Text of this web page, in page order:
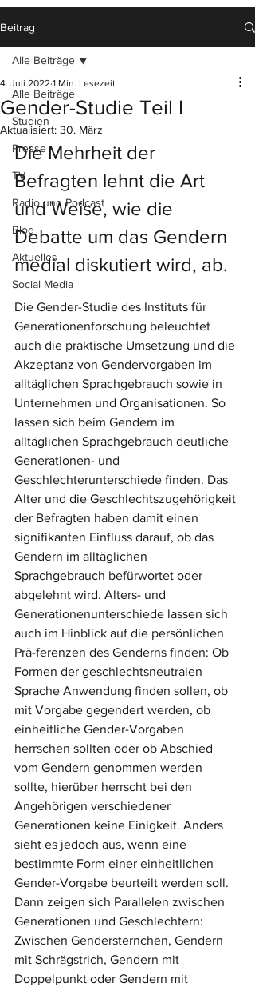
Beitrag
Alle Beiträge
Studien
Presse
TV
Radio und Podcast
Blog
Aktuelles
Social Media
Alle Beiträge
Gender-Studie Teil I
4. Juli 2022 1 Min. Lesezeit
Aktualisiert: 30. März
Die Mehrheit der
Befragten lehnt die Art
und Weise, wie die
Debatte um das Gendern
medial diskutiert wird, ab.
Die Gender-Studie des Instituts für
Generationenforschung beleuchtet
auch die praktische Umsetzung und die
Akzeptanz von Gendervorgaben im
alltäglichen Sprachgebrauch sowie in
Unternehmen und Organisationen. So
lassen sich beim Gendern im
alltäglichen Sprachgebrauch deutliche
Generationen- und
Geschlechterunterschiede finden. Das
Alter und die Geschlechtszugehörigkeit
der Befragten haben damit einen
signifikanten Einfluss darauf, ob das
Gendern im alltäglichen
Sprachgebrauch befürwortet oder
abgelehnt wird. Alters- und
Generationenunterschiede lassen sich
auch im Hinblick auf die persönlichen
Prä-ferenzen des Genderns finden: Ob
Formen der geschlechtsneutralen
Sprache Anwendung finden sollen, ob
mit Vorgabe gegendert werden, ob
einheitliche Gender-Vorgaben
herrschen sollten oder ob Abschied
vom Gendern genommen werden
sollte, hierüber herrscht bei den
Angehörigen verschiedener
Generationen keine Einigkeit. Anders
sieht es jedoch aus, wenn eine
bestimmte Form einer einheitlichen
Gender-Vorgabe beurteilt werden soll.
Dann zeigen sich Parallelen zwischen
Generationen und Geschlechtern:
Zwischen Gendersternchen, Gendern
mit Schrägstrich, Gendern mit
Doppelpunkt oder Gendern mit